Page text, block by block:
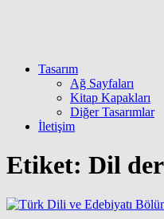
Tasarım
Ağ Sayfaları
Kitap Kapakları
Diğer Tasarımlar
İletişim
Etiket: Dil